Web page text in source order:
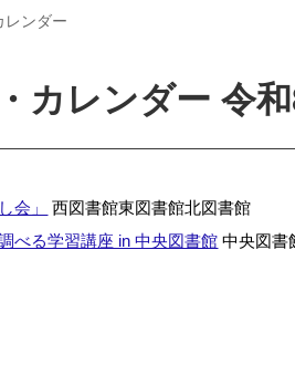
レンダー
カレンダー 令和
会」 西図書館東図書館北図書館
べる学習講座 in 中央図書館 中央図書